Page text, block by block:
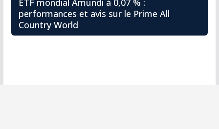
ETF mondial Amundi à 0,07 % :
performances et avis sur le Prime All
Country World